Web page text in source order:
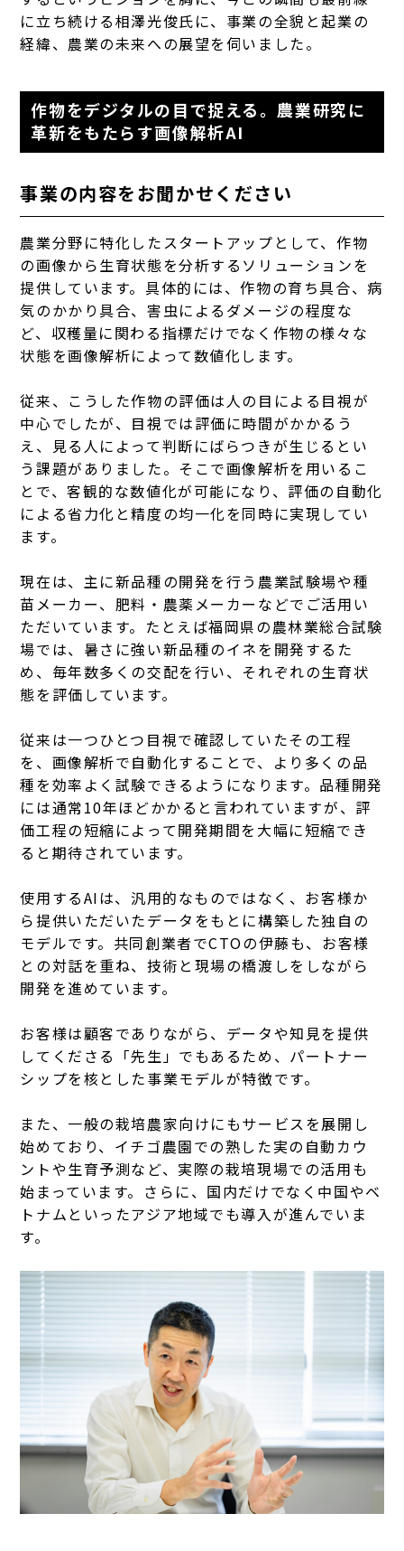
に立ち続ける相澤光俊氏に、事業の全貌と起業の
経緯、農業の未来への展望を伺いました。
作物をデジタルの目で捉える。農業研究に
革新をもたらす画像解析AI
事業の内容をお聞かせください
農業分野に特化したスタートアップとして、作物
の画像から生育状態を分析するソリューションを
提供しています。具体的には、作物の育ち具合、病
気のかかり具合、害虫によるダメージの程度な
ど、収穫量に関わる指標だけでなく作物の様々な
状態を画像解析によって数値化します。
従来、こうした作物の評価は人の目による目視が
中心でしたが、目視では評価に時間がかかるう
え、見る人によって判断にばらつきが生じるとい
う課題がありました。そこで画像解析を用いるこ
とで、客観的な数値化が可能になり、評価の自動化
による省力化と精度の均一化を同時に実現してい
ます。
現在は、主に新品種の開発を行う農業試験場や種
苗メーカー、肥料・農薬メーカーなどでご活用い
ただいています。たとえば福岡県の農林業総合試験
場では、暑さに強い新品種のイネを開発するた
め、毎年数多くの交配を行い、それぞれの生育状
態を評価しています。
従来は一つひとつ目視で確認していたその工程
を、画像解析で自動化することで、より多くの品
種を効率よく試験できるようになります。品種開発
には通常10年ほどかかると言われていますが、評
価工程の短縮によって開発期間を大幅に短縮でき
ると期待されています。
使用するAIは、汎用的なものではなく、お客様か
ら提供いただいたデータをもとに構築した独自の
モデルです。共同創業者でCTOの伊藤も、お客様
との対話を重ね、技術と現場の橋渡しをしながら
開発を進めています。
お客様は顧客でありながら、データや知見を提供
してくださる「先生」でもあるため、パートナー
シップを核とした事業モデルが特徴です。
また、一般の栽培農家向けにもサービスを展開し
始めており、イチゴ農園での熟した実の自動カウ
ントや生育予測など、実際の栽培現場での活用も
始まっています。さらに、国内だけでなく中国やベ
トナムといったアジア地域でも導入が進んでいま
す。